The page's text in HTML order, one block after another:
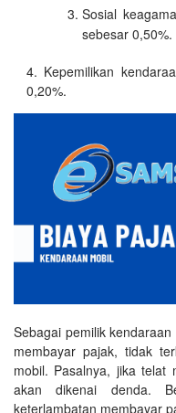
Sosial
sebesar 0,50%.
Kepemilikan
0,20%.
Sebagai pemilik
membayar pajak, tidak
mobil. Pasalnya, jika telat
akan dikenai denda.
keterlambatan membayar